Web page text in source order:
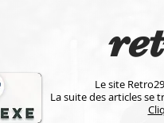
Le site
La suite des articles se